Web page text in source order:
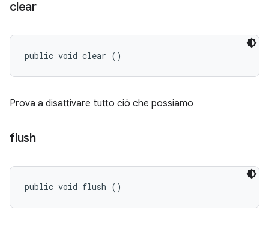
clear
public void clear ()
Prova a disattivare tutto ciò che possiamo
flush
public void flush ()